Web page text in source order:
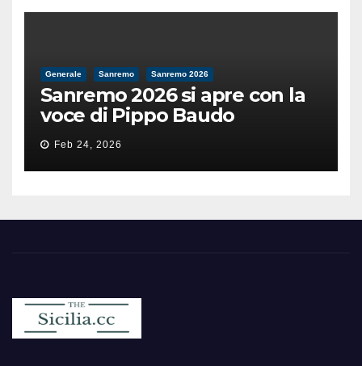
Generale Sanremo Sanremo 2026
Sanremo 2026 si apre con la
voce di Pippo Baudo
Feb 24, 2026